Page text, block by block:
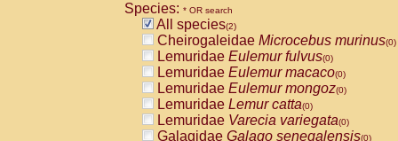
Species: * OR search
All species(2)
Cheirogaleidae Microcebus murinus(0)
Lemuridae Eulemur fulvus(0)
Lemuridae Eulemur macaco(0)
Lemuridae Eulemur mongoz(0)
Lemuridae Lemur catta(0)
Lemuridae Varecia variegata(0)
Galagidae Galago senegalensis(0)